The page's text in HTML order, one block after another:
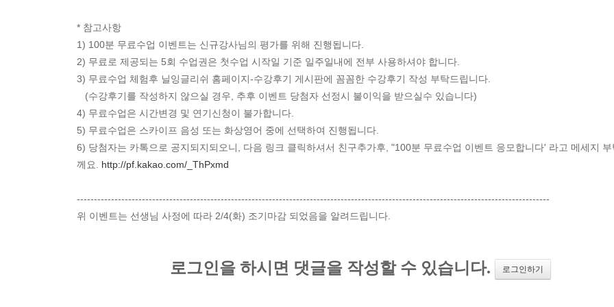
* 참고사항
1) 100분 무료수업 이벤트는 신규강사님의 평가를 위해 진행됩니다.
2) 무료로 제공되는 5회 수업권은 첫수업 시작일 기준 일주일내에 전부 사용하셔야 합니다.
3) 무료수업 체험후 닐잉글리쉬 홈페이지-수강후기 게시판에 꼼꼼한 수강후기 작성 부탁드립니다.
(수강후기를 작성하지 않으실 경우, 추후 이벤트 당첨자 선정시 불이익을 받으실수 있습니다)
4) 무료수업은 시간변경 및 연기신청이 불가합니다.
5) 무료수업은 스카이프 음성 또는 화상영어 중에 선택하여 진행됩니다.
6) 당첨자는 카톡으로 공지되지되오니, 다음 링크 클릭하셔서 친구추가후, "100분 무료수업 이벤트 응모합니다' 라고 메세지
께요. http://pf.kakao.com/_ThPxmd
------------------------------------------------------------------------------------------------------------------------------------------
위 이벤트는 선생님 사정에 따라 2/4(화) 조기마감 되었음을 알려드립니다.